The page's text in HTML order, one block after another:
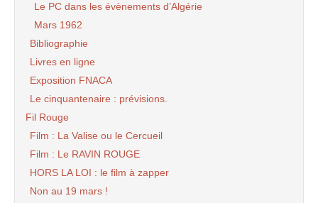
Le PC dans les évènements d’Algérie
Mars 1962
Bibliographie
Livres en ligne
Exposition FNACA
Le cinquantenaire : prévisions.
Fil Rouge
Film : La Valise ou le Cercueil
Film : Le RAVIN ROUGE
HORS LA LOI : le film à zapper
Non au 19 mars !